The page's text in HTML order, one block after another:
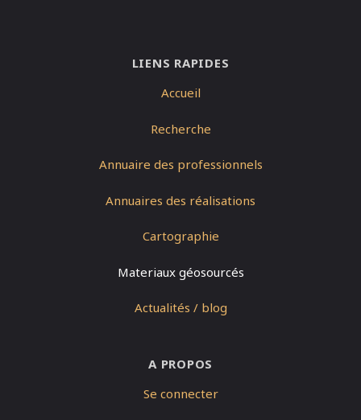
LIENS RAPIDES
Accueil
Recherche
Annuaire des professionnels
Annuaires des réalisations
Cartographie
Materiaux géosourcés
Actualités / blog
A PROPOS
Se connecter